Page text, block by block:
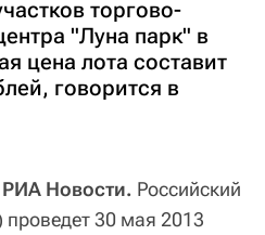
торгово-
"Луна парк" в
цена лота составит
говорится в
Новости. Российский
30 мая 2013